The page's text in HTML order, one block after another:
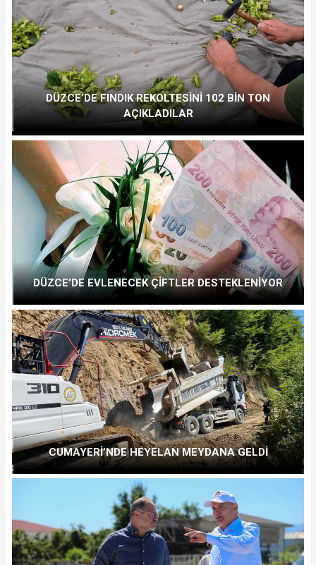
DÜZCE’DE FINDIK REKOLTESİNİ 102 BİN TON
AÇIKLADILAR
DÜZCE’DE EVLENECEK ÇİFTLER DESTEKLENİYOR
CUMAYERİ’NDE HEYELAN MEYDANA GELDİ